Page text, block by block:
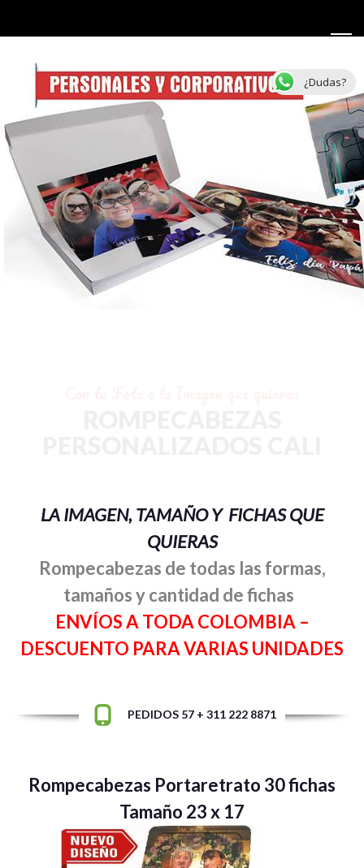
LA IMAGEN, TAMAÑO Y FICHAS QUE
QUIERAS
Rompecabezas de todas las formas,
tamaños y cantidad de fichas
ENVÍOS A TODA COLOMBIA –
DESCUENTO PARA VARIAS UNIDADES
PEDIDOS 57 + 311 222 8871
Rompecabezas Portaretrato 30 fichas
Tamaño 23 x 17
¿Dudas?